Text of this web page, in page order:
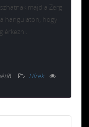
majd a Zerg
hangulaton, hogy
érkezni.
.
Hírek